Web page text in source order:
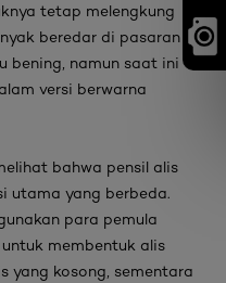
tetap melengkung
beredar di pasaran
bening, namun saat ini
versi berwarna
bahwa pensil alis
utama yang berbeda.
para pemula
membentuk alis
yang kosong, sementara